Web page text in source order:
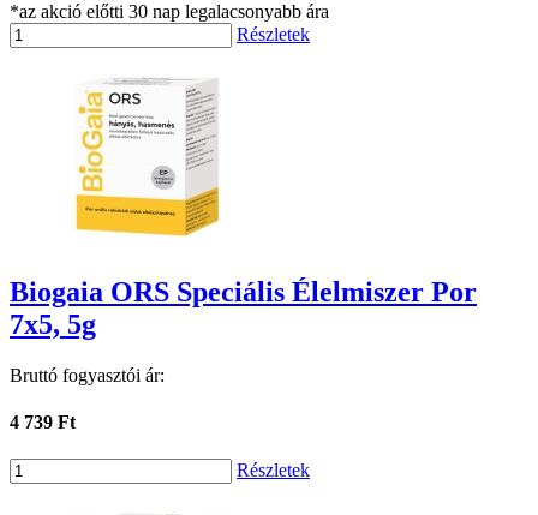
*az akció előtti 30 nap legalacsonyabb ára
Részletek
Biogaia ORS Speciális Élelmiszer Por
7x5, 5g
Bruttó fogyasztói ár:
4 739 Ft
Részletek